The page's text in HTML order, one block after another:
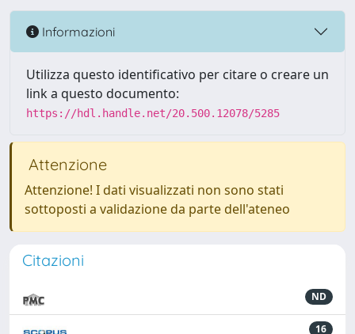
Informazioni
Utilizza questo identificativo per citare o creare un
link a questo documento:
https://hdl.handle.net/20.500.12078/5285
Attenzione
Attenzione! I dati visualizzati non sono stati
sottoposti a validazione da parte dell'ateneo
Citazioni
ND
16